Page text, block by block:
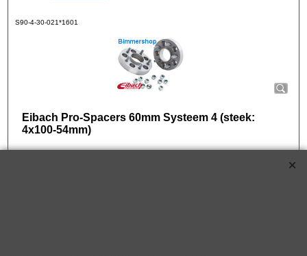
S90-4-30-021*1601
Eibach Pro-Spacers 60mm Systeem 4 (steek:
4x100-54mm)